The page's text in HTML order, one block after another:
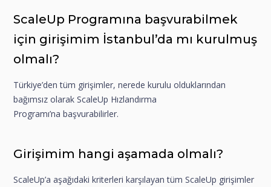
ScaleUp Programına başvurabilmek
için girişimim İstanbul’da mı kurulmuş
olmalı?
Türkiye’den tüm girişimler, nerede kurulu olduklarından
bağımsız olarak ScaleUp Hızlandırma
Programı’na başvurabilirler.
Girişimim hangi aşamada olmalı?
ScaleUp’a aşağıdaki kriterleri karşılayan tüm ScaleUp girişimler